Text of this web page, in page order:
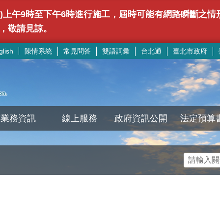
午9時至下午6時進行施工，屆時可能有網路瞬斷之
敬請見諒。
陳情系統 常見問答 雙語詞彙 台北通 臺北市政府
業務資訊 線上服務 政府資訊公開 法定預算